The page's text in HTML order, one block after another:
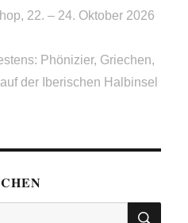
22. – 24. Oktober 2026
Phönizier, Griechen,
der Iberischen Halbinsel